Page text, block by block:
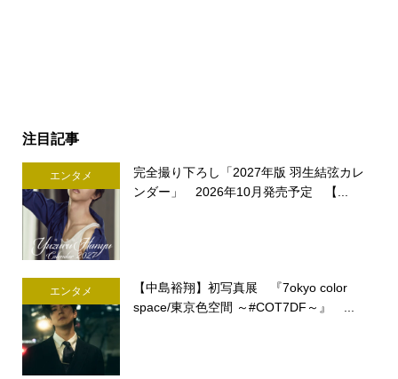
注目記事
エンタメ
完全撮り下ろし「2027年版 羽生結弦カレ
ンダー」 2026年10月発売予定 【...
エンタメ
【中島裕翔】初写真展 『7okyo color
space/東京色空間 ～#COT7DF～』 ...